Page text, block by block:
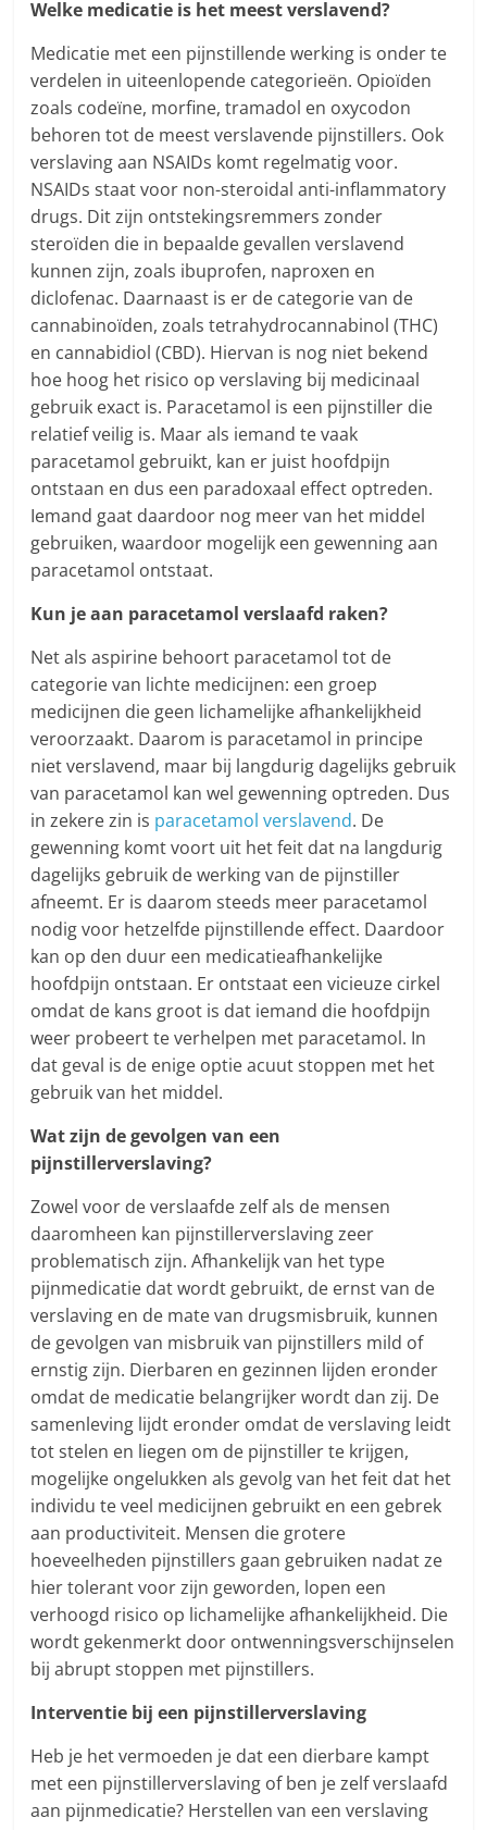
Welke medicatie is het meest verslavend?
Medicatie met een pijnstillende werking is onder te
verdelen in uiteenlopende categorieën. Opioïden
zoals codeïne, morfine, tramadol en oxycodon
behoren tot de meest verslavende pijnstillers. Ook
verslaving aan NSAIDs komt regelmatig voor.
NSAIDs staat voor non-steroidal anti-inflammatory
drugs. Dit zijn ontstekingsremmers zonder
steroïden die in bepaalde gevallen verslavend
kunnen zijn, zoals ibuprofen, naproxen en
diclofenac. Daarnaast is er de categorie van de
cannabinoïden, zoals tetrahydrocannabinol (THC)
en cannabidiol (CBD). Hiervan is nog niet bekend
hoe hoog het risico op verslaving bij medicinaal
gebruik exact is. Paracetamol is een pijnstiller die
relatief veilig is. Maar als iemand te vaak
paracetamol gebruikt, kan er juist hoofdpijn
ontstaan en dus een paradoxaal effect optreden.
Iemand gaat daardoor nog meer van het middel
gebruiken, waardoor mogelijk een gewenning aan
paracetamol ontstaat.
Kun je aan paracetamol verslaafd raken?
Net als aspirine behoort paracetamol tot de
categorie van lichte medicijnen: een groep
medicijnen die geen lichamelijke afhankelijkheid
veroorzaakt. Daarom is paracetamol in principe
niet verslavend, maar bij langdurig dagelijks gebruik
van paracetamol kan wel gewenning optreden. Dus
in zekere zin is paracetamol verslavend. De
gewenning komt voort uit het feit dat na langdurig
dagelijks gebruik de werking van de pijnstiller
afneemt. Er is daarom steeds meer paracetamol
nodig voor hetzelfde pijnstillende effect. Daardoor
kan op den duur een medicatieafhankelijke
hoofdpijn ontstaan. Er ontstaat een vicieuze cirkel
omdat de kans groot is dat iemand die hoofdpijn
weer probeert te verhelpen met paracetamol. In
dat geval is de enige optie acuut stoppen met het
gebruik van het middel.
Wat zijn de gevolgen van een
pijnstillerverslaving?
Zowel voor de verslaafde zelf als de mensen
daaromheen kan pijnstillerverslaving zeer
problematisch zijn. Afhankelijk van het type
pijnmedicatie dat wordt gebruikt, de ernst van de
verslaving en de mate van drugsmisbruik, kunnen
de gevolgen van misbruik van pijnstillers mild of
ernstig zijn. Dierbaren en gezinnen lijden eronder
omdat de medicatie belangrijker wordt dan zij. De
samenleving lijdt eronder omdat de verslaving leidt
tot stelen en liegen om de pijnstiller te krijgen,
mogelijke ongelukken als gevolg van het feit dat het
individu te veel medicijnen gebruikt en een gebrek
aan productiviteit. Mensen die grotere
hoeveelheden pijnstillers gaan gebruiken nadat ze
hier tolerant voor zijn geworden, lopen een
verhoogd risico op lichamelijke afhankelijkheid. Die
wordt gekenmerkt door ontwenningsverschijnselen
bij abrupt stoppen met pijnstillers.
Interventie bij een pijnstillerverslaving
Heb je het vermoeden je dat een dierbare kampt
met een pijnstillerverslaving of ben je zelf verslaafd
aan pijnmedicatie? Herstellen van een verslaving